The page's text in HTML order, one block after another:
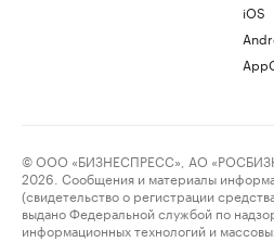
iOS
© ООО «БИЗНЕСПРЕСС», АО
2026. Сообщения и материалы
(свидетельство о регистрации
выдано Федеральной службой по
информационных технологий и